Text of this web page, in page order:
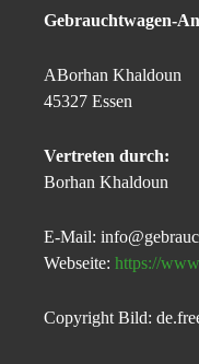
Gebrauchtwagen-
ABorhan Khaldoun
45327 Essen
Vertreten durch:
Borhan Khaldoun
E-Mail:
Webseite: https://
Copyright Bild: